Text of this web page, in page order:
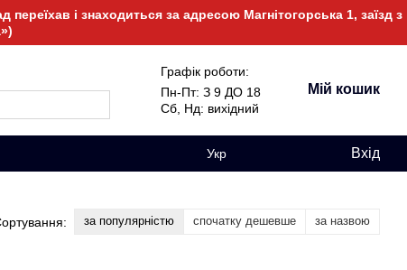
і знаходиться за адресою Магнітогорська 1, заїзд з
Графік роботи:
Пн-Пт: З 9 ДО 18
Сб, Нд: вихідний
Мій кошик
Укр Вхід
за популярністю спочатку дешевше за назвою